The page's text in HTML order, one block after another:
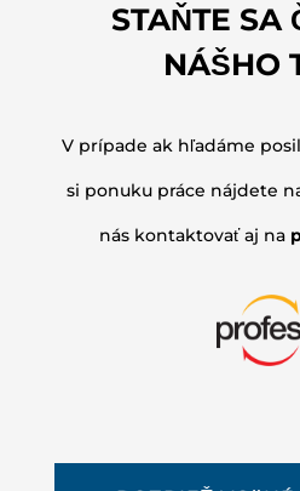
STAŇTE SA
NÁŠHO
V prípade ak hľadáme
si ponuku práce nájdete
nás kontaktovať aj na